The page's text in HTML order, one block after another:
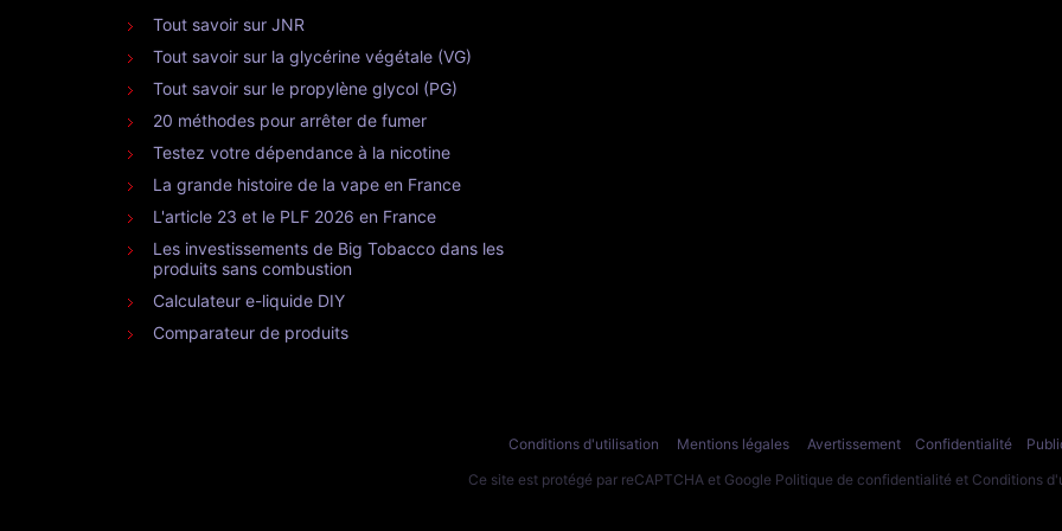
Tout savoir sur JNR
Tout savoir sur la glycérine végétale (VG)
Tout savoir sur le propylène glycol (PG)
20 méthodes pour arrêter de fumer
Testez votre dépendance à la nicotine
La grande histoire de la vape en France
L'article 23 et le PLF 2026 en France
Les investissements de Big Tobacco dans les
produits sans combustion
Calculateur e-liquide DIY
Comparateur de produits
Conditions d'utilisation Mentions légales Avertissement Confidentialité
Ce site est protégé par reCAPTCHA et Google Politique de confidentialité et Conditions